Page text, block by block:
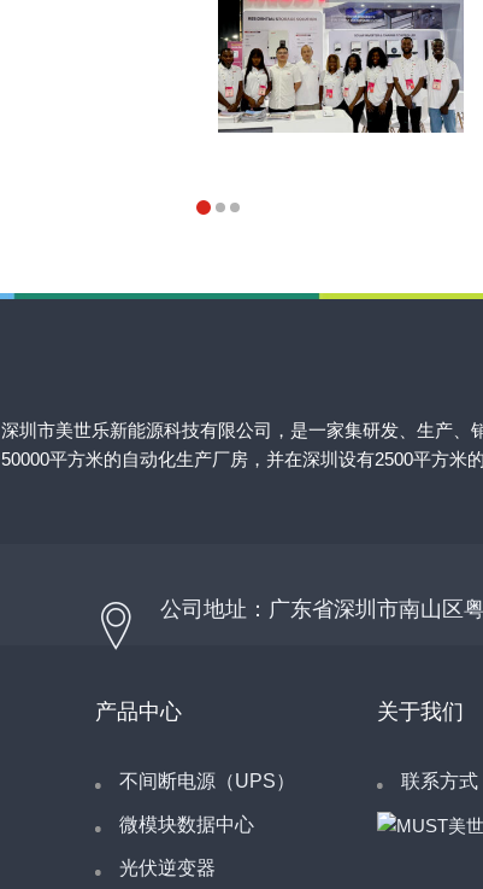
深圳市美世乐新能源科技有限公司，是一家集研发、生产
50000平方米的自动化生产厂房，并在深圳设有2500平方米
公司地址：广东省深圳市南山区
产品中心
不间断电源（UPS）
微模块数据中心
光伏逆变器
关于我们
联系方式